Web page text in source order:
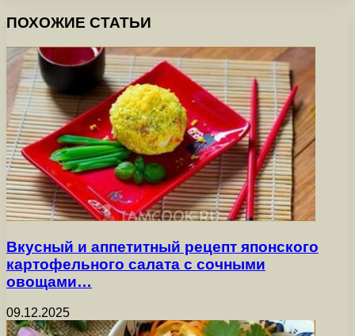
ПОХОЖИЕ СТАТЬИ
Вкусный и аппетитный рецепт японского
картофельного салата с сочными
овощами…
09.12.2025